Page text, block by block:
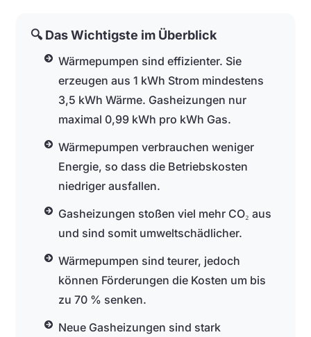
🔍 Das Wichtigste im Überblick
Wärmepumpen sind effizienter. Sie
erzeugen aus 1 kWh Strom mindestens
3,5 kWh Wärme. Gasheizungen nur
maximal 0,99 kWh pro kWh Gas.
Wärmepumpen verbrauchen weniger
Energie, so dass die Betriebskosten
niedriger ausfallen.
Gasheizungen stoßen viel mehr CO₂ aus
und sind somit umweltschädlicher.
Wärmepumpen sind teurer, jedoch
können Förderungen die Kosten um bis
zu 70 % senken.
Neue Gasheizungen sind stark